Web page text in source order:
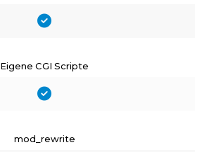
Eigene CGI Scripte
mod_rewrite